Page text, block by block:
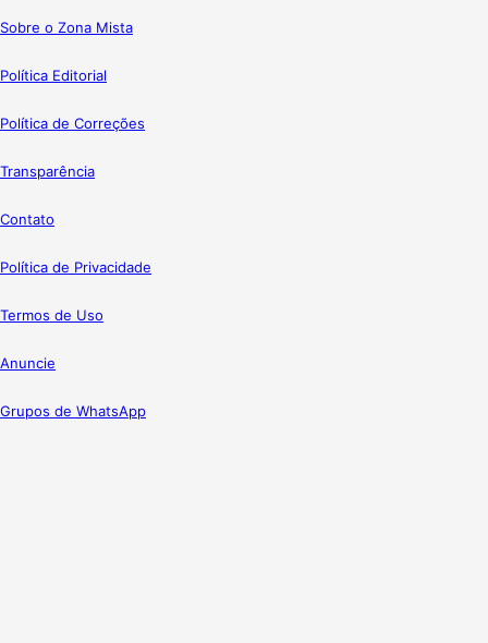
Sobre o Zona Mista
Política Editorial
Política de Correções
Transparência
Contato
Política de Privacidade
Termos de Uso
Anuncie
Grupos de WhatsApp